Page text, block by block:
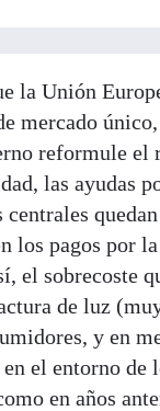
la Unión
mercado
reformule el
las ayudas
los pagos por
el sobrecoste
de luz
y en
el entorno de
en años